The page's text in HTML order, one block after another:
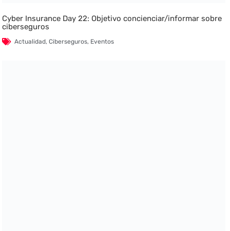
Cyber Insurance Day 22: Objetivo concienciar/informar sobre
ciberseguros
Actualidad,Ciberseguros, Eventos